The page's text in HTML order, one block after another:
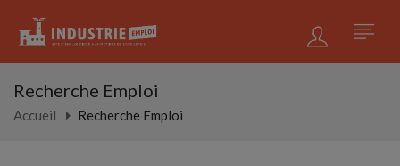
Recherche Emploi
Accueil Recherche Emploi